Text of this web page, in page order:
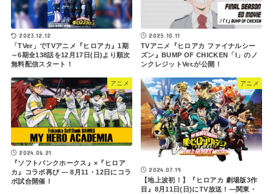
2023.12.12
「TVer」でTVアニメ『ヒロアカ』1期
～6期全138話を12月17日(日)より順次
無料配信スタート！
2025.10.11
TVアニメ『ヒロアカ ファイナルシー
ズン』BUMP OF CHICKEN「I」のノ
ンクレジットVer.が公開！
アニメ
2024.06.21
『ソフトバンクホークス』×『ヒロア
カ』コラボ再び ― 8月11・12日にコラ
ボ試合開催！
アニメ
2024.07.19
【地上波初！】『ヒロアカ 劇場版3作
目』8月11日(日)にTV放送！―関東・